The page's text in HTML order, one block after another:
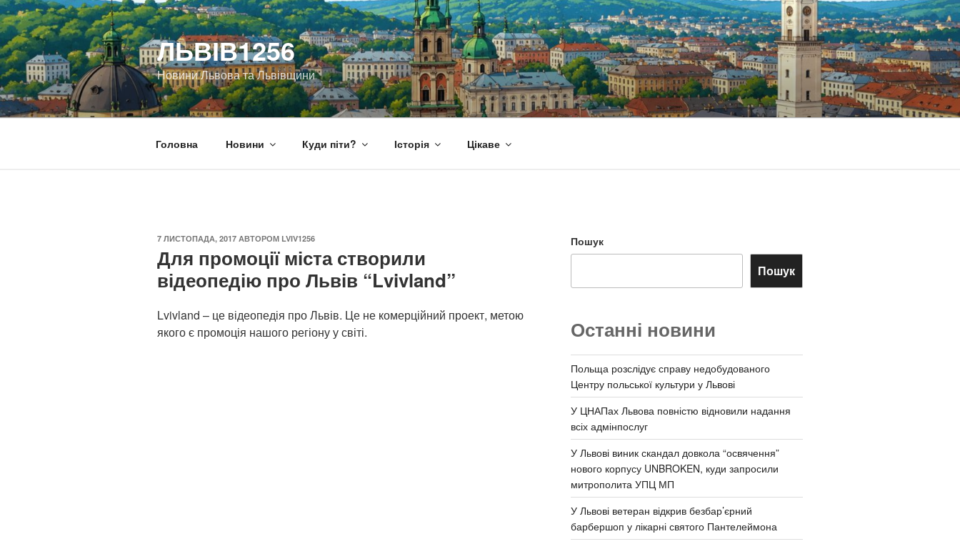
Перейти
до
вмісту
ЛЬВІВ1256
Новини Львова та Львівщини
Головна Новини Куди піти? Історія Цікаве
ОПУБЛІКОВАНО
7 ЛИСТОПАДА, 2017 АВТОРОМ LVIV1256
Для промоції міста створили
відеопедію про Львів “Lvivland”
Lvivland – це відеопедія про Львів. Це не комерційний проект, метою
якого є промоція нашого регіону у світі.
Пошук
Пошук
Останні новини
Польща розслідує справу недобудованого
Центру польської культури у Львові
У ЦНАПах Львова повністю відновили надання
всіх адмінпослуг
У Львові виник скандал довкола “освячення”
нового корпусу UNBROKEN, куди запросили
митрополита УПЦ МП
У Львові ветеран відкрив безбар’єрний
барбершоп у лікарні святого Пантелеймона